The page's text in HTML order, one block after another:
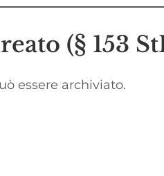
(§ 153
essere archiviato.